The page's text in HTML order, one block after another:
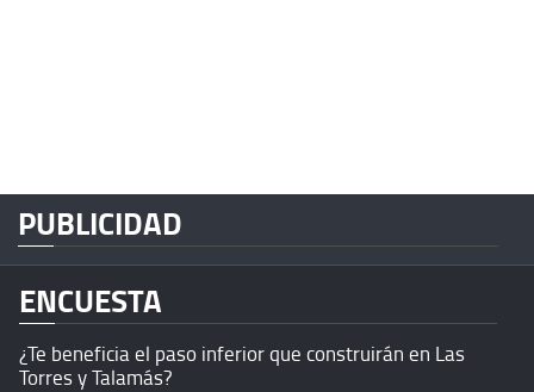
PUBLICIDAD
ENCUESTA
¿Te beneficia el paso inferior que construirán en Las
Torres y Talamás?